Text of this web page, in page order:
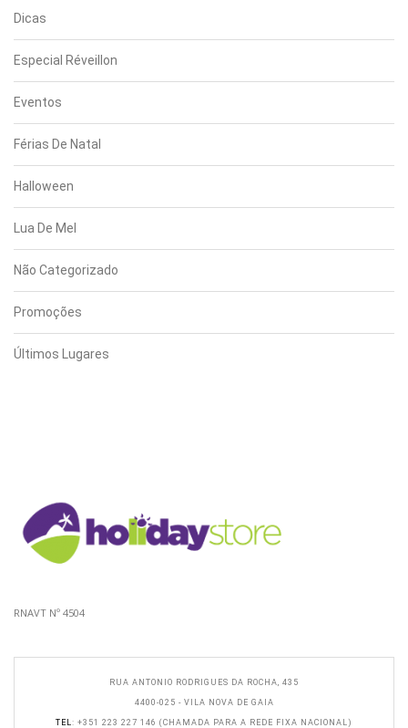
Dicas
Especial Réveillon
Eventos
Férias De Natal
Halloween
Lua De Mel
Não Categorizado
Promoções
Últimos Lugares
RNAVT Nº 4504
RUA ANTONIO RODRIGUES DA ROCHA, 435
4400-025 - VILA NOVA DE GAIA
TEL: +351 223 227 146 (CHAMADA PARA A REDE FIXA NACIONAL)